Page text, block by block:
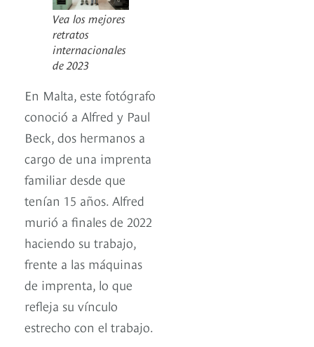
Vea los mejores
retratos
internacionales
de 2023
En Malta, este fotógrafo
conoció a Alfred y Paul
Beck, dos hermanos a
cargo de una imprenta
familiar desde que
tenían 15 años. Alfred
murió a finales de 2022
haciendo su trabajo,
frente a las máquinas
de imprenta, lo que
refleja su vínculo
estrecho con el trabajo.